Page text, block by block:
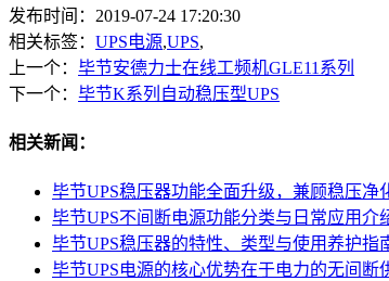
发布时间：2019-07-24 17:20:30
相关标签： UPS电源,UPS,
上一个： 毕节安德力士在线工频机GLE11系列
下一个： 毕节K系列自动稳压型UPS
相关新闻：
毕节UPS稳压器功能全面升级，兼顾稳压净
毕节UPS不间断电源功能分类与日常应用介
毕节UPS稳压器的特性、类型与使用养护指
毕节UPS电源的核心优势在于电力的无间断